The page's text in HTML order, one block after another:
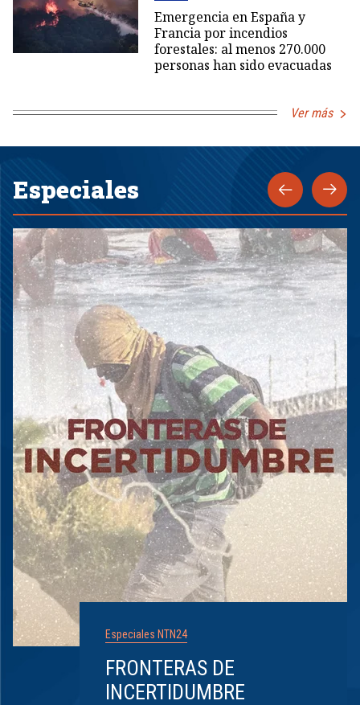
Emergencia en España y
Francia por incendios
forestales: al menos 270.000
personas han sido evacuadas
Ver más
Especiales
Especiales NTN24
FRONTERAS DE
INCERTIDUMBRE